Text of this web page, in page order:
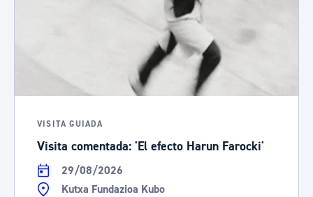
VISITA GUIADA
Visita comentada: 'El efecto Harun Farocki'
29/08/2026
Kutxa Fundazioa Kubo